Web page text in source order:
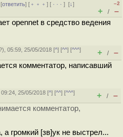
ответить] [ ﹢﹢﹢] [ · · ·][↓]
–2
+ / –
opennet в средство ведения
), 05:59, 25/05/2018 [^] [^^] [^^^]
+ / –
комментатор, написавший
09:24, 25/05/2018 [^] [^^] [^^^]
+ / –
комментатор,
громкий [зв]ук не выстрел...